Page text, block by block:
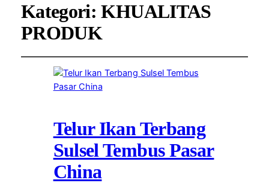
Kategori:KHUALITAS
PRODUK
Telur Ikan Terbang
Sulsel Tembus Pasar
China